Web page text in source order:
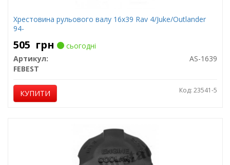
Хрестовина рульового валу 16x39 Rav 4/Juke/Outlander
94-
505 грн
сьогодні
Артикул:
AS-1639
FEBEST
КУПИТИ Код: 23541-5